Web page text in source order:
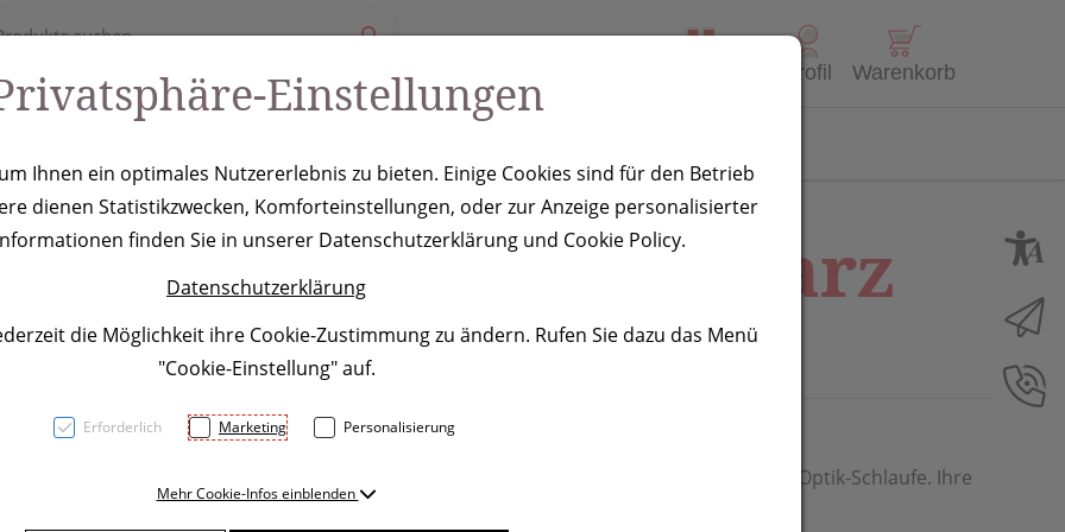
Profil Warenkorb
Supercar, schwarz
Eleganter Schlüsselanhänger aus Metall mit einer Karbon-Optik-Schlaufe. Ihre
Einstellungen
Ihnen ein optimales Nutzererlebnis zu bieten. Einige Cookies sind für den Betrieb
dienen Statistikzwecken, Komforteinstellungen, oder zur Anzeige personalisierter
finden Sie in unserer Datenschutzerklärung und Cookie Policy.
Datenschutzerklärung
die Möglichkeit ihre Cookie-Zustimmung zu ändern. Rufen Sie dazu das Menü
"Cookie-Einstellung" auf.
Erforderlich Marketing Personalisierung
Mehr Cookie-Infos einblenden